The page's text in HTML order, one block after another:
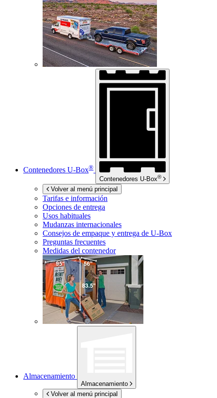
Contenedores U-Box®
Contenedores U-Box®
Volver al menú principal
Tarifas e información
Opciones de entrega
Usos habituales
Mudanzas internacionales
Consejos de empaque y entrega de U-Box
Preguntas frecuentes
Medidas del contenedor
Almacenamiento
Almacenamiento
Volver al menú principal